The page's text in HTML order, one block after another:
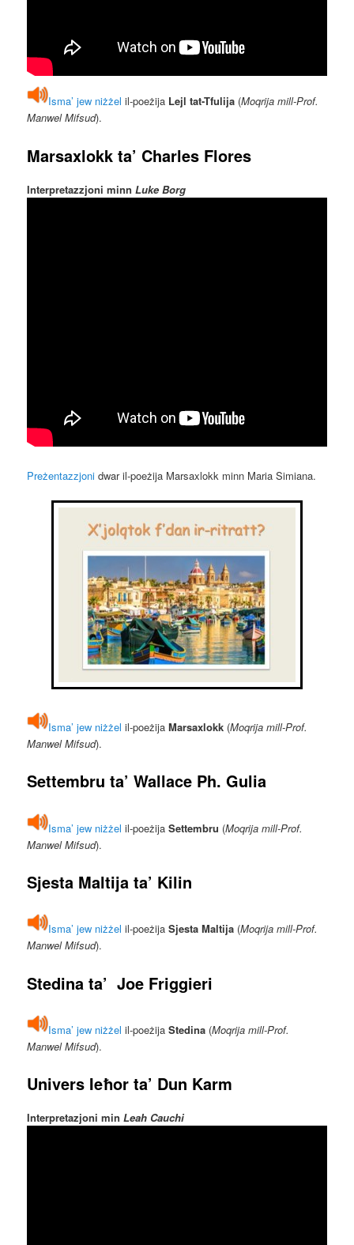
Isma’ jew niżżel il-poeżija Lejl tat-Tfulija (Moqrija mill-Prof.
Manwel Mifsud).
Marsaxlokkta’ Charles Flores
Interpretazzjoni minnLuke Borg
Preżentazzjoni dwar il-poeżija Marsaxlokk minn Maria Simiana.
Isma’ jew niżżel il-poeżijaMarsaxlokk (Moqrija mill-Prof.
Manwel Mifsud).
Settembru ta’ Wallace Ph. Gulia
Isma’ jew niżżel il-poeżijaSettembru (Moqrija mill-Prof.
Manwel Mifsud).
Sjesta Maltijata’ Kilin
Isma’ jew niżżel il-poeżijaSjesta Maltija (Moqrija mill-Prof.
Manwel Mifsud).
Stedinata’ Joe Friggieri
Isma’ jew niżżel il-poeżijaStedina (Moqrija mill-Prof.
Manwel Mifsud).
Univers Ieħorta’ Dun Karm
Interpretazjoni minLeah Cauchi